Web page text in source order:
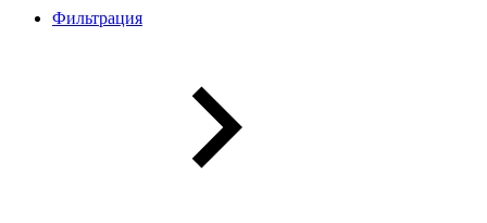
Фильтрация